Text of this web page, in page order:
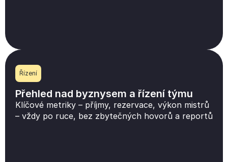
Řízení
Přehled nad byznysem a řízení týmu
Klíčové metriky – příjmy, rezervace, výkon mistrů
– vždy po ruce, bez zbytečných hovorů a reportů